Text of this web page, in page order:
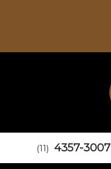
(11) 4357-3007